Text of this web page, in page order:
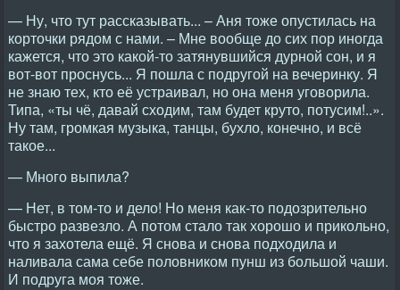
— Ну, что тут рассказывать... – Аня тоже опустилась на
корточки рядом с нами. – Мне вообще до сих пор иногда
кажется, что это какой-то затянувшийся дурной сон, и я
вот-вот проснусь... Я пошла с подругой на вечеринку. Я
не знаю тех, кто её устраивал, но она меня уговорила.
Типа, «ты чё, давай сходим, там будет круто, потусим!..».
Ну там, громкая музыка, танцы, бухло, конечно, и всё
такое...
— Много выпила?
— Нет, в том-то и дело! Но меня как-то подозрительно
быстро развезло. А потом стало так хорошо и прикольно,
что я захотела ещё. Я снова и снова подходила и
наливала сама себе половником пунш из большой чаши.
И подруга моя тоже.